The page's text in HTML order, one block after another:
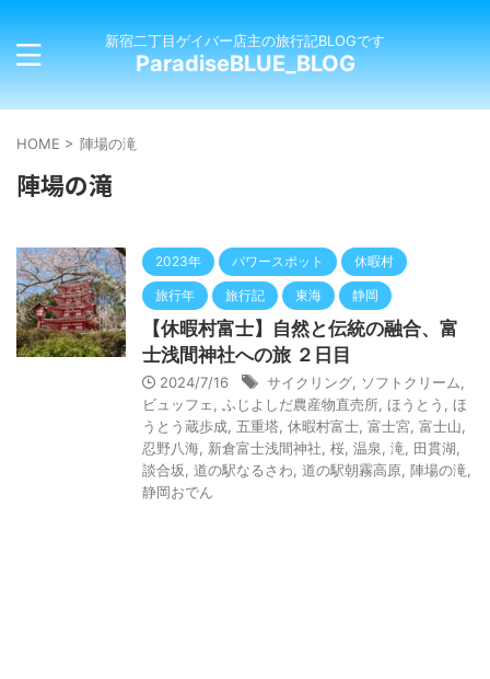
新宿二丁目ゲイバー店主の旅行記BLOGです
ParadiseBLUE_BLOG
HOME > 陣場の滝
陣場の滝
2023年 パワースポット 休暇村
旅行年 旅行記 東海 静岡
【休暇村富士】自然と伝統の融合、富
士浅間神社への旅 ２日目
2024/7/16 サイクリング ソフトクリーム
ビュッフェ
ふじよしだ農産物直売所 ほうとう
ほ
うとう蔵歩成 五重塔 休暇村富士 富士宮 富士山
忍野八海 新倉富士浅間神社 桜 温泉 滝 田貫湖
談合坂
道の駅なるさわ 道の駅朝霧高原 陣場の滝
静岡おでん